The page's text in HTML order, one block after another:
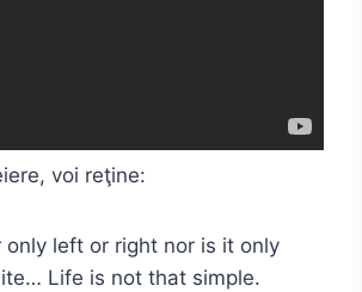
voi reţine:
only left or right nor is it only
Life is not that simple.